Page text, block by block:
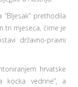
prethodila
tri mjeseca, čime je
državno-pravni
hrvatske
kocka vedrine”, a